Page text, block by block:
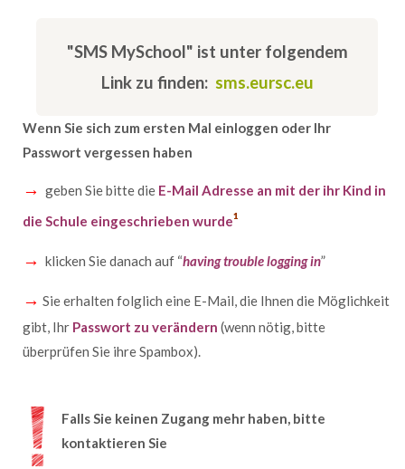
"SMS MySchool" ist unter folgendem
Link zu finden: sms.eursc.eu
Wenn Sie sich zum ersten Mal einloggen oder Ihr
Passwort vergessen haben
→ geben Sie bitte die E-Mail Adresse an mit der ihr Kind in
die Schule eingeschrieben wurde¹
→ klicken Sie danach auf “having trouble logging in”
→ Sie erhalten folglich eine E-Mail, die Ihnen die Möglichkeit
gibt, Ihr Passwort zu verändern (wenn nötig, bitte
überprüfen Sie ihre Spambox).
Falls Sie keinen Zugang mehr haben, bitte
kontaktieren Sie